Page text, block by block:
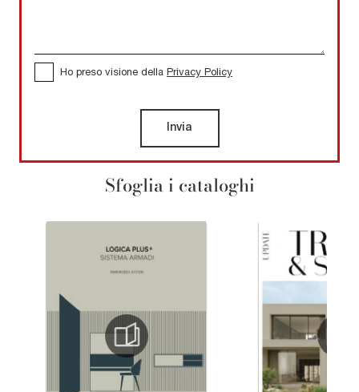
Sfoglia i cataloghi
Ho preso visione della Privacy Policy
Invia